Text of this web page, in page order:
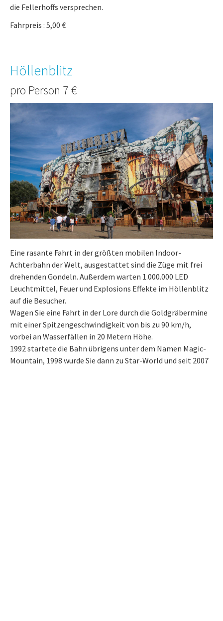
die Fellerhoffs versprechen.
Fahrpreis : 5,00 €
Höllenblitz
pro Person 7 €
Eine rasante Fahrt in der größten mobilen Indoor-
Achterbahn der Welt, ausgestattet sind die Züge mit frei
drehenden Gondeln. Außerdem warten 1.000.000 LED
Leuchtmittel, Feuer und Explosions Effekte im Höllenblitz
auf die Besucher.
Wagen Sie eine Fahrt in der Lore durch die Goldgräbermine
mit einer Spitzengeschwindigkeit von bis zu 90 km/h,
vorbei an Wasserfällen in 20 Metern Höhe.
1992 startete die Bahn übrigens unter dem Namen Magic-
Mountain, 1998 wurde Sie dann zu Star-World und seit 2007